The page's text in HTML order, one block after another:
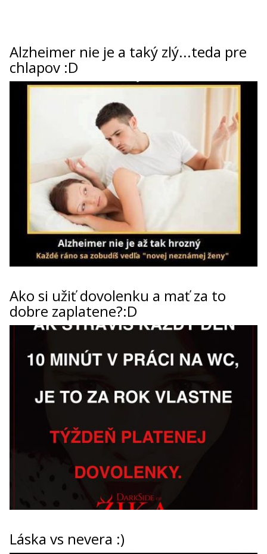
Alzheimer nie je a taký zlý...teda pre
chlapov :D
Ako si užiť dovolenku a mať za to
dobre zaplatene?:D
Láska vs nevera :)